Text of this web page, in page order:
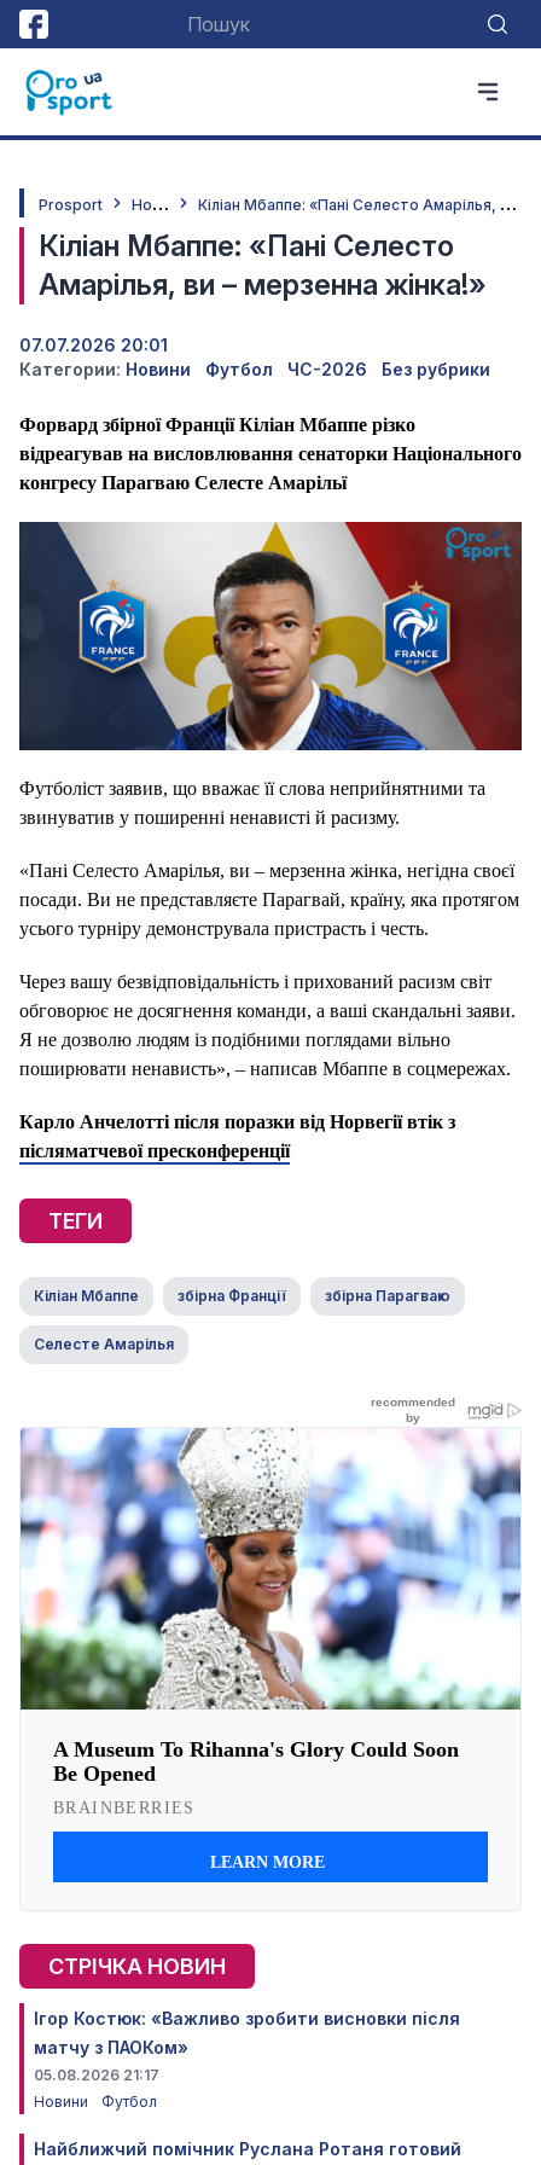
Prosport Н
овини К
іліан Мбаппе: «Пані Селесто Амарілья, ви – мерзенна жінка!»
Кіліан Мбаппе: «Пані Селесто
Амарілья, ви – мерзенна жінка!»
07.07.2026 20:01
Категории: Новини Футбол ЧС-2026 Без рубрики
Форвард збірної Франції Кіліан Мбаппе різко
відреагував на висловлювання сенаторки Національного
конгресу Парагваю Селесте Амарільї
Футболіст заявив, що вважає її слова неприйнятними та
звинуватив у поширенні ненависті й расизму.
«Пані Селесто Амарілья, ви – мерзенна жінка, негідна своєї
посади. Ви не представляєте Парагвай, країну, яка протягом
усього турніру демонструвала пристрасть і честь.
Через вашу безвідповідальність і прихований расизм світ
обговорює не досягнення команди, а ваші скандальні заяви.
Я не дозволю людям із подібними поглядами вільно
поширювати ненависть», – написав Мбаппе в соцмережах.
Карло Анчелотті після поразки від Норвегії втік з
післяматчевої пресконференції
ТЕГИ
Кіліан Мбаппе збірна Франції збірна Парагваю
Селесте Амарілья
СТРІЧКА НОВИН
Ігор Костюк: «Важливо зробити висновки після
матчу з ПАОКом»
05.08.2026 21:17
Новини
Футбол
Найближчий помічник Руслана Ротаня готовий